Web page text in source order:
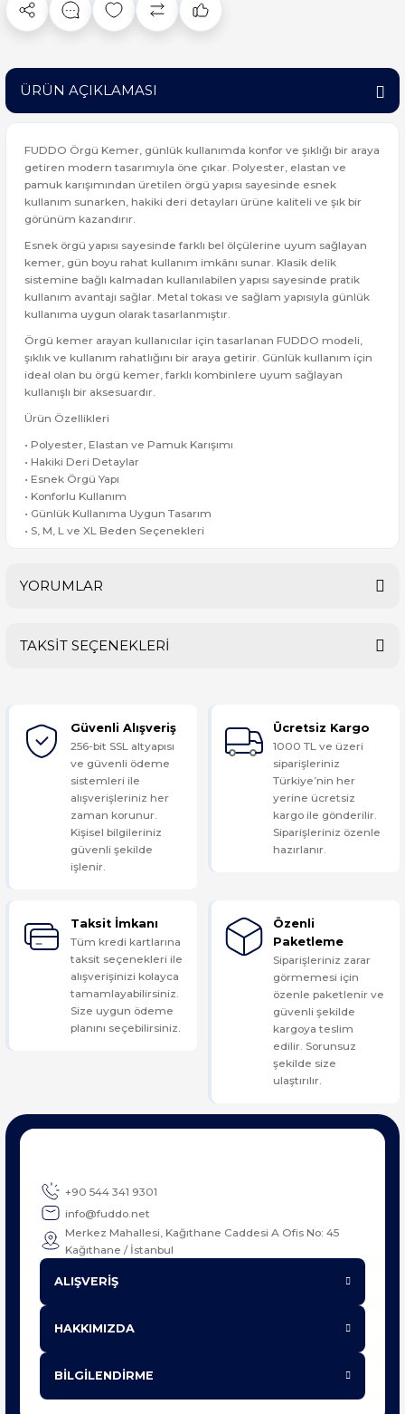
ÜRÜN AÇIKLAMASI
FUDDO Örgü Kemer, günlük kullanımda konfor ve şıklığı bir araya
getiren modern tasarımıyla öne çıkar. Polyester, elastan ve
pamuk karışımından üretilen örgü yapısı sayesinde esnek
kullanım sunarken, hakiki deri detayları ürüne kaliteli ve şık bir
görünüm kazandırır.
Esnek örgü yapısı sayesinde farklı bel ölçülerine uyum sağlayan
kemer, gün boyu rahat kullanım imkânı sunar. Klasik delik
sistemine bağlı kalmadan kullanılabilen yapısı sayesinde pratik
kullanım avantajı sağlar. Metal tokası ve sağlam yapısıyla günlük
kullanıma uygun olarak tasarlanmıştır.
Örgü kemer arayan kullanıcılar için tasarlanan FUDDO modeli,
şıklık ve kullanım rahatlığını bir araya getirir. Günlük kullanım için
ideal olan bu örgü kemer, farklı kombinlere uyum sağlayan
kullanışlı bir aksesuardır.
Ürün Özellikleri
• Polyester, Elastan ve Pamuk Karışımı
• Hakiki Deri Detaylar
• Esnek Örgü Yapı
• Konforlu Kullanım
• Günlük Kullanıma Uygun Tasarım
• S, M, L ve XL Beden Seçenekleri
YORUMLAR
Yorum Yaz
TAKSİT SEÇENEKLERİ
Güvenli Alışveriş
256-bit SSL altyapısı
ve güvenli ödeme
sistemleri ile
alışverişleriniz her
zaman korunur.
Kişisel bilgileriniz
güvenli şekilde
işlenir.
Ücretsiz Kargo
1000 TL ve üzeri
siparişleriniz
Türkiye’nin her
yerine ücretsiz
kargo ile gönderilir.
Siparişleriniz özenle
hazırlanır.
Taksit İmkanı
Tüm kredi kartlarına
taksit seçenekleri ile
alışverişinizi kolayca
tamamlayabilirsiniz.
Size uygun ödeme
planını seçebilirsiniz.
Özenli
Paketleme
Siparişleriniz zarar
görmemesi için
özenle paketlenir ve
güvenli şekilde
kargoya teslim
edilir. Sorunsuz
şekilde size
ulaştırılır.
+90 544 341 9301
info@fuddo.net
Merkez Mahallesi, Kağıthane Caddesi A Ofis No: 45
Kağıthane / İstanbul
ALIŞVERİŞ
HAKKIMIZDA
BİLGİLENDİRME